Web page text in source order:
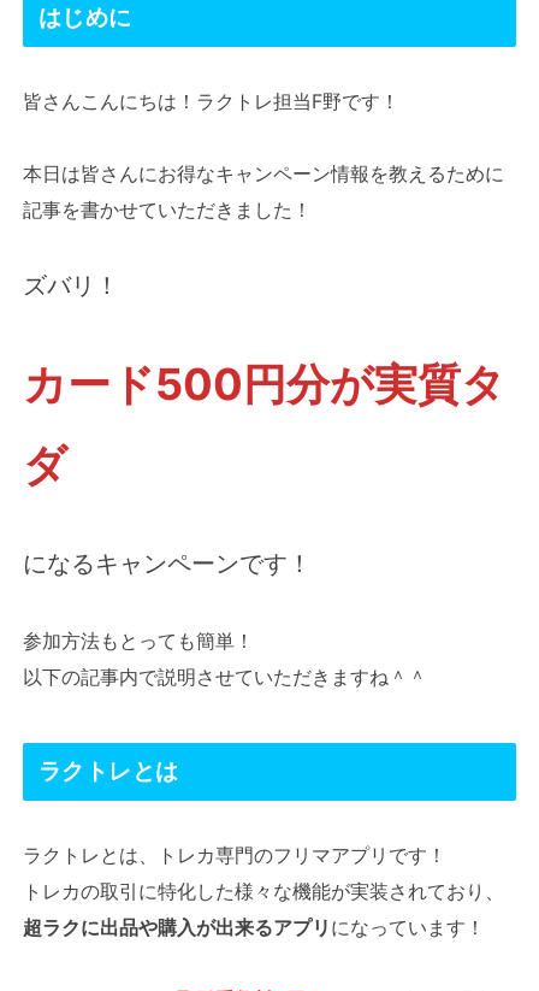
はじめに
皆さんこんにちは！ラクトレ担当F野です！
本日は皆さんにお得なキャンペーン情報を教えるために
記事を書かせていただきました！
ズバリ！
カード500円分が実質タ
ダ
になるキャンペーンです！
参加方法もとっても簡単！
以下の記事内で説明させていただきますね＾＾
ラクトレとは
ラクトレとは、トレカ専門のフリマアプリです！
トレカの取引に特化した様々な機能が実装されており、
超ラクに出品や購入が出来るアプリ になっています！